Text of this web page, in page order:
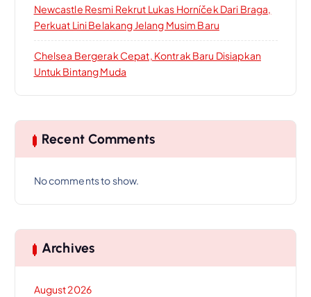
Newcastle Resmi Rekrut Lukas Horníček Dari Braga,
Perkuat Lini Belakang Jelang Musim Baru
Chelsea Bergerak Cepat, Kontrak Baru Disiapkan
Untuk Bintang Muda
Recent Comments
No comments to show.
Archives
August 2026